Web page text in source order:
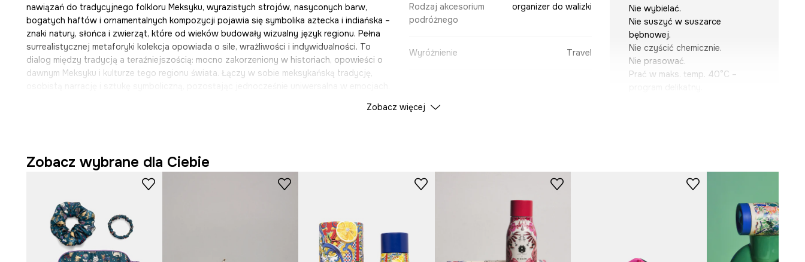
nawiązań do tradycyjnego folkloru Meksyku, wyrazistych strojów, nasyconych barw,
bogatych haftów i ornamentalnych kompozycji pojawia się symbolika aztecka i indiańska –
znaki natury, słońca i zwierząt, które od wieków budowały wizualny język regionu. Pełna
surrealistycznej metaforyki kolekcja opowiada o sile, wrażliwości i indywidualności. To
dialog między tradycją a teraźniejszością: mocno zakorzeniony w historiach, opowieści o
dawnym Meksyku i kulturze tego regionu świata. Łączy w sobie meksykańską tradycję,
Kompleksowy zestaw 6 elementów
wspomaga efektywne pakowanie i
segregację odzieży oraz akcesoriów.
Różnorodne rozmiary i typy toreb
pozwalają na optymalne dopasowanie
do zawartości bagażu.
Lekka konstrukcjasprzyja łatwemu transportowi, nie obciążając
Rodzaj akcesorium
podróżnego
organizer do walizki
Wyróżnienie Travel
Kolor multicolor
RS26-GEU402-MLA
Nie wybielać.
Nie suszyć w suszarce
bębnowej.
Nie czyścić chemicznie.
Nie prasować.
Prać w maks. temp. 40°C –
Zobacz więcej
Zobacz wybrane dla Ciebie